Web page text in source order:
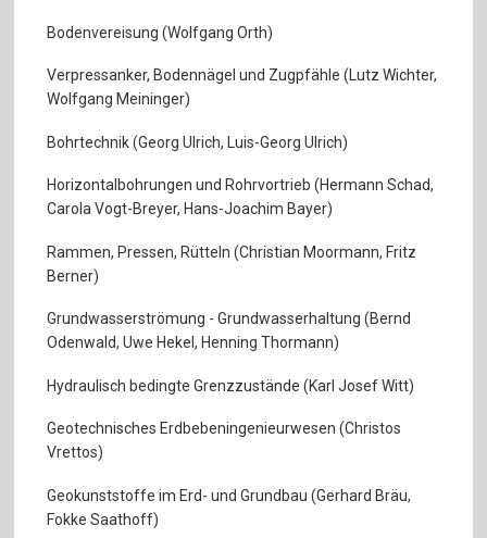
Bodenvereisung (Wolfgang Orth)
Verpressanker, Bodennägel und Zugpfähle (Lutz Wichter,
Wolfgang Meininger)
Bohrtechnik (Georg Ulrich, Luis-Georg Ulrich)
Horizontalbohrungen und Rohrvortrieb (Hermann Schad,
Carola Vogt-Breyer, Hans-Joachim Bayer)
Rammen, Pressen, Rütteln (Christian Moormann, Fritz
Berner)
Grundwasserströmung - Grundwasserhaltung (Bernd
Odenwald, Uwe Hekel, Henning Thormann)
Hydraulisch bedingte Grenzzustände (Karl Josef Witt)
Geotechnisches Erdbebeningenieurwesen (Christos
Vrettos)
Geokunststoffe im Erd- und Grundbau (Gerhard Bräu,
Fokke Saathoff)